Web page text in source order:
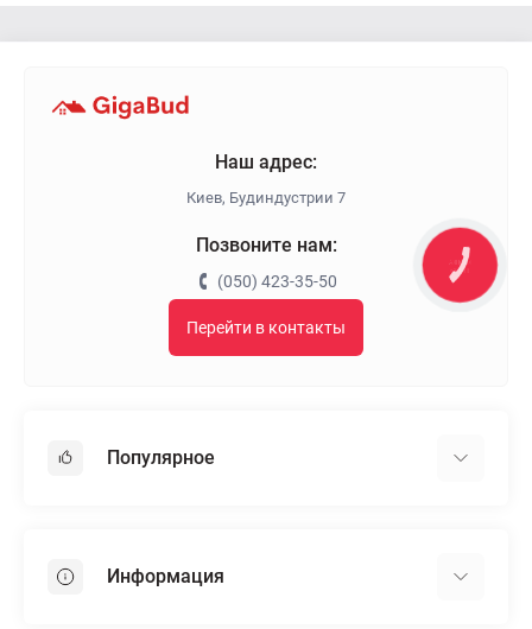
Наш адрес:
Киев, Будиндустрии 7
Позвоните нам:
(050) 423-35-50
Перейти в контакты
Популярное
Пенопласт
Информация
КНОПКА
ЗВ'ЯЗКУ